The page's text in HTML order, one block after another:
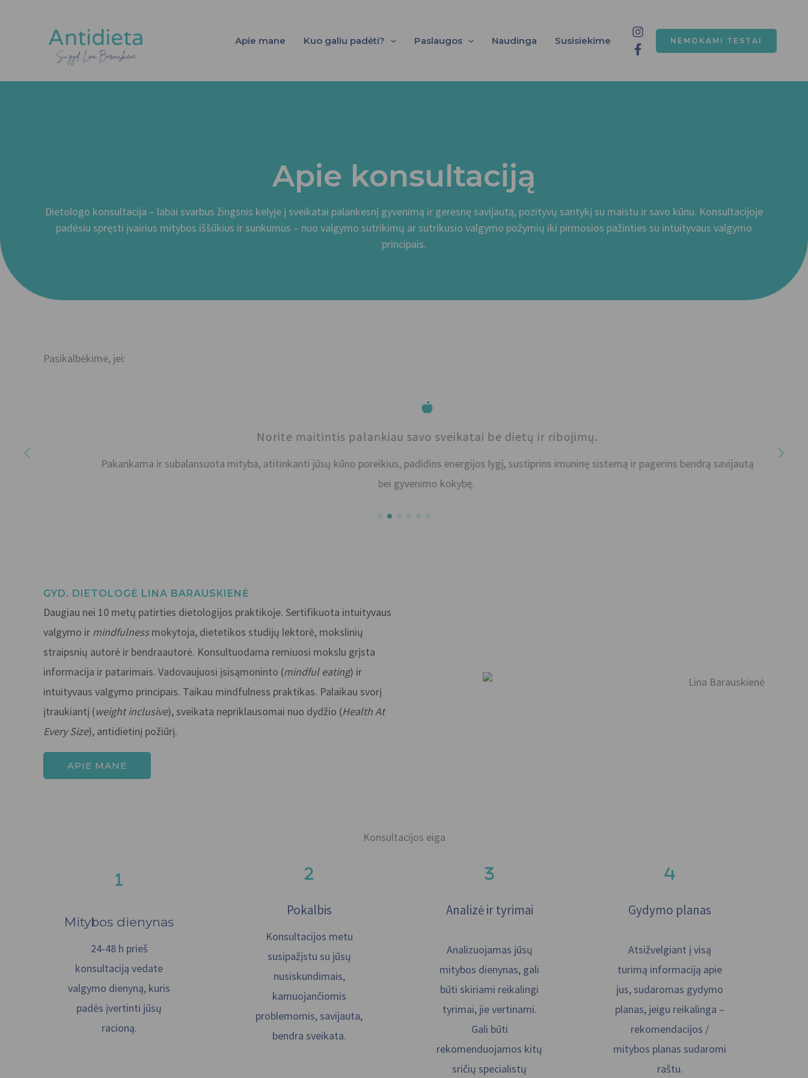
Apie mane Kuo galiu padėti? Paslaugos Naudinga Susisiekime NEMOKAMI TESTAI
Apie konsultaciją
Dietologo konsultacija – labai svarbus žingsnis kelyje į sveikatai palankesnį gyvenimą ir geresnę savijautą, pozityvų santykį su maistu ir savo kūnu. Konsultacijoje
padėsiu spręsti įvairius mitybos iššūkius ir sunkumus – nuo valgymo sutrikimų ar sutrikusio valgymo požymių iki pirmosios pažinties su intuityvaus valgymo
principais.
Pasikalbėkime, jei:
Norite maitintis palankiau savo sveikatai be dietų ir ribojimų.
Pakankama ir subalansuota mityba, atitinkanti jūsų kūno poreikius, padidins energijos lygį, sustiprins imuninę sistemą ir pagerins bendrą savijautą
bei gyvenimo kokybę.
GYD. DIETOLOGĖ LINA BARAUSKIENĖ
Daugiau nei 10 metų patirties dietologijos praktikoje. Sertifikuota intuityvaus
valgymo ir mindfulnessmokytoja, dietetikos studijų lektorė, mokslinių
straipsnių autorė ir bendraautorė. Konsultuodama remiuosi mokslu grįsta
informacija ir patarimais. Vadovaujuosi įsisąmoninto (mindful eating) ir
intuityvaus valgymo principais. Taikau mindfulness praktikas. Palaikau svorį
įtraukiantį (weight inclusive), sveikata nepriklausomai nuo dydžio (Health At
Every Size), antidietinį požiūrį.
APIE MANE
Konsultacijos eiga
Mitybos dienynas
24-48 h prieš
konsultaciją vedate
valgymo dienyną, kuris
padės įvertinti jūsų
racioną.
Pokalbis
Konsultacijos metu
susipažįstu su jūsų
nusiskundimais,
kamuojančiomis
problemomis, savijauta,
bendra sveikata.
Analizė ir tyrimai
Analizuojamas jūsų
mitybos dienynas, gali
būti skiriami reikalingi
tyrimai, jie vertinami.
Gali būti
rekomenduojamos kitų
sričių specialistų
Gydymo planas
Atsižvelgiant į visą
turimą informaciją apie
jus, sudaromas gydymo
planas, jeigu reikalinga –
rekomendacijos /
mitybos planas sudaromi
raštu.